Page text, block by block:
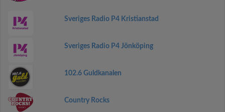
Sveriges Radio P4 Kristianstad
Sveriges Radio P4 Jönköping
102.6 Guldkanalen
Country Rocks